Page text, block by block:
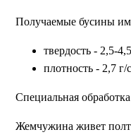
Получаемые бусины
твердость - 2,5-
плотность - 2,7 г/
Специальная
Жемчужина живет